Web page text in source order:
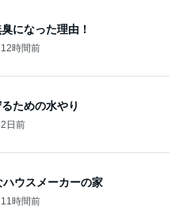
になった理由！
12時間前
ための水やり
2日前
ウスメーカーの家
11時間前